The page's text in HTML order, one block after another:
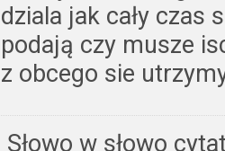
dziala jak cały czas
podają czy musze
z obcego sie
Słowo w słowo